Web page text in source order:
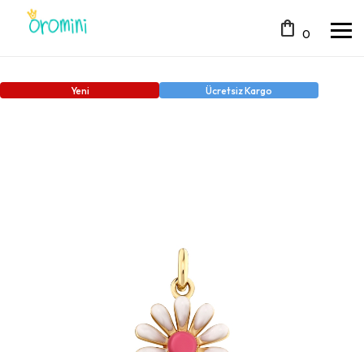
shopping_bag 0
Yeni Ücretsiz Kargo